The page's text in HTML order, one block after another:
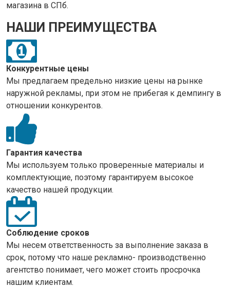
магазина в СПб.
НАШИ ПРЕИМУЩЕСТВА
Конкурентные цены
Мы предлагаем предельно низкие цены на рынке
наружной рекламы, при этом не прибегая к демпингу в
отношении конкурентов.
Гарантия качества
Мы используем только проверенные материалы и
комплектующие, поэтому гарантируем высокое
качество нашей продукции.
Соблюдение сроков
Мы несем ответственность за выполнение заказа в
срок, потому что наше рекламно- производственно
агентство понимает, чего может стоить просрочка
нашим клиентам.